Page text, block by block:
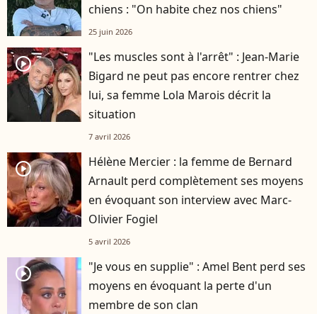
chiens : "On habite chez nos chiens"
25 juin 2026
player2
"Les muscles sont à l'arrêt" : Jean-Marie
Bigard ne peut pas encore rentrer chez
lui, sa femme Lola Marois décrit la
situation
7 avril 2026
player2
Hélène Mercier : la femme de Bernard
Arnault perd complètement ses moyens
en évoquant son interview avec Marc-
Olivier Fogiel
5 avril 2026
player2
"Je vous en supplie" : Amel Bent perd ses
moyens en évoquant la perte d'un
membre de son clan